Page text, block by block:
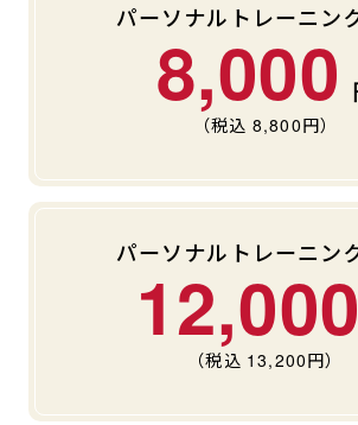
よくあるご質問 店舗へのお
パーソナルトレーニン
8,000
（税込 8,800円）
パーソナルトレーニン
12,000
（税込 13,200円）